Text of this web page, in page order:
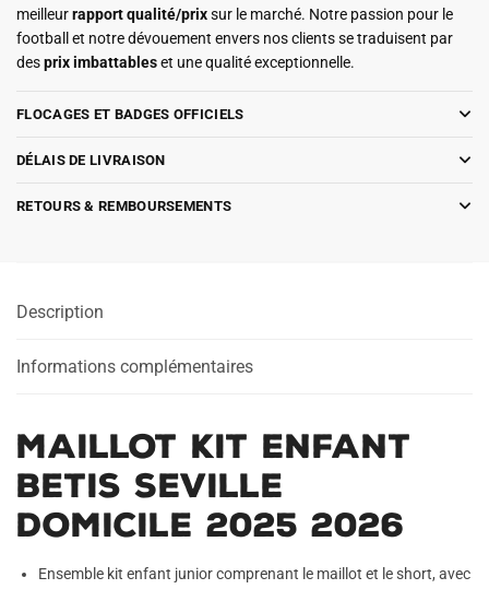
meilleurrapport qualité/prixsur le marché. Notre passion pour le
football et notre dévouement envers nos clients se traduisent par
desprix imbattableset une qualité exceptionnelle.
FLOCAGES ET BADGES OFFICIELS
DÉLAIS DE LIVRAISON
RETOURS & REMBOURSEMENTS
Description
Informations complémentaires
Maillot Kit Enfant
Betis Seville
Domicile 2025 2026
Ensemble kit enfant junior comprenant le maillot et le short, avec